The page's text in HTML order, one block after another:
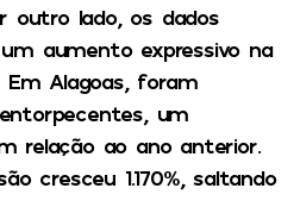
outro lado, os dados
aumento expressivo na
Em Alagoas, foram
um
relação ao ano anterior.
cresceu 1.170%, saltando